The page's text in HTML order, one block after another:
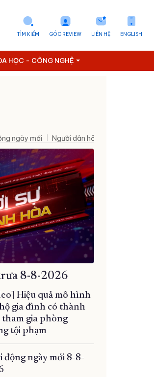
ENGLISH
LIÊN HỆ
GÓC REVIEW
TÌM KIẾM
HỌC - CÔNG NGHỆ
ngày mới Người dân hỏi – Cơ quan nhà
8-8-2026
Hiệu quả mô hình
gia đình có thành
tham gia phòng
tội phạm
động ngày mới 8-8-